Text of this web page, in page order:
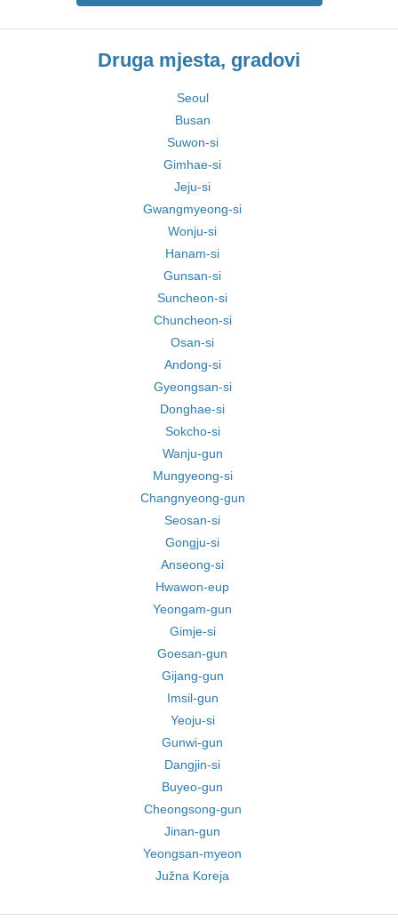
Druga mjesta, gradovi
Seoul
Busan
Suwon-si
Gimhae-si
Jeju-si
Gwangmyeong-si
Wonju-si
Hanam-si
Gunsan-si
Suncheon-si
Chuncheon-si
Osan-si
Andong-si
Gyeongsan-si
Donghae-si
Sokcho-si
Wanju-gun
Mungyeong-si
Changnyeong-gun
Seosan-si
Gongju-si
Anseong-si
Hwawon-eup
Yeongam-gun
Gimje-si
Goesan-gun
Gijang-gun
Imsil-gun
Yeoju-si
Gunwi-gun
Dangjin-si
Buyeo-gun
Cheongsong-gun
Jinan-gun
Yeongsan-myeon
Južna Koreja